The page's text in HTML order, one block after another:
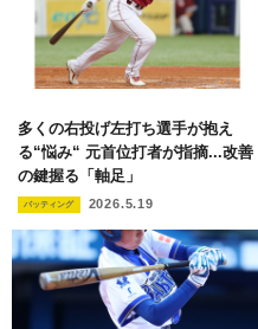
多くの右投げ左打ち選手が抱え
る“悩み“ 元首位打者が指摘...改善
の鍵握る「軸足」
バッティング 2026.5.19